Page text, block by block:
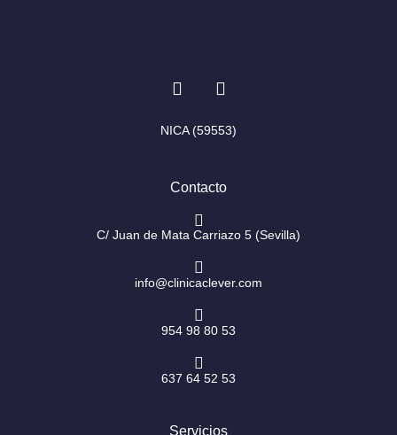
I
n
t
r
F
a
e
o
f
NICA (59553)
Contacto
C/ Juan de Mata Carriazo 5 (Sevilla)
info@clinicaclever.com
954 98 80 53
637 64 52 53
Servicios